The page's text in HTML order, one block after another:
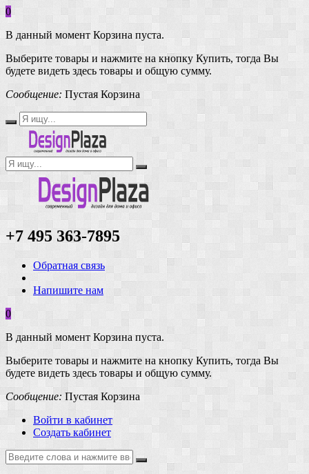
0
В данный момент Корзина пуста.
Выберите товары и нажмите на кнопку Купить, тогда Вы
будете видеть здесь товары и общую сумму.
Сообщение: Пустая Корзина
+7 495 363-7895
Обратная связь
Напишите нам
0
В данный момент Корзина пуста.
Выберите товары и нажмите на кнопку Купить, тогда Вы
будете видеть здесь товары и общую сумму.
Сообщение: Пустая Корзина
Войти в кабинет
Создать кабинет